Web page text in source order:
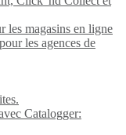
les magasins en ligne
les agences de
Catalogger: